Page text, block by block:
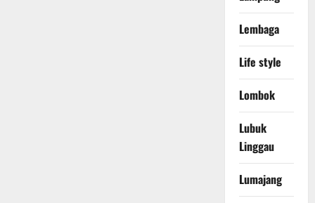
Lembaga
Life style
Lombok
Lubuk
Linggau
Lumajang